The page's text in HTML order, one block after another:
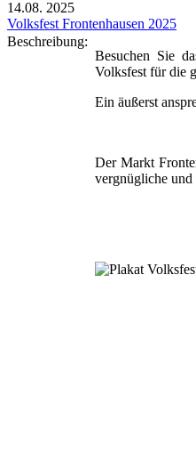
14.08. 2025
Volksfest Frontenhausen 2025
Beschreibung:
Besuchen Sie
Volksfest für die
Ein äußerst
Der Markt
vergnügliche